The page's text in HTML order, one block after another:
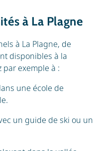
à La Plagne
à La Plagne, de
disponibles à la
par exemple à :
une école de
un guide de ski ou un